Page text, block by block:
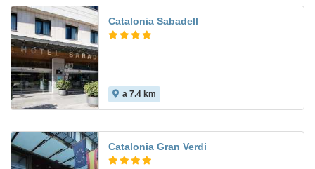
Catalonia Sabadell
a 7.4 km
Catalonia Gran Verdi